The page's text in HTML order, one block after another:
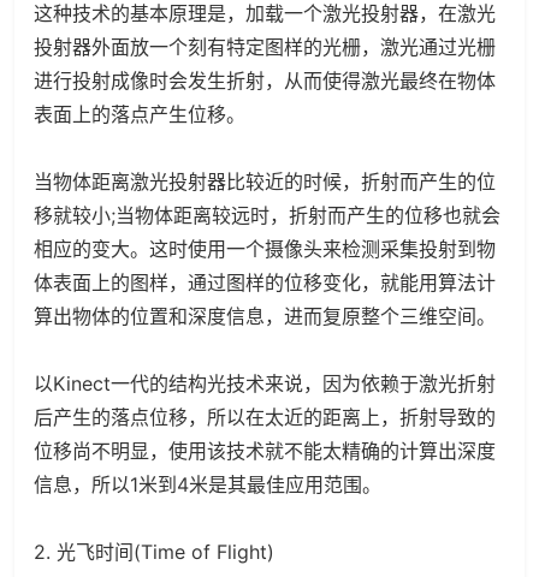
这种技术的基本原理是，加载一个激光投射器，在激光
投射器外面放一个刻有特定图样的光栅，激光通过光栅
进行投射成像时会发生折射，从而使得激光最终在物体
表面上的落点产生位移。
当物体距离激光投射器比较近的时候，折射而产生的位
移就较小;当物体距离较远时，折射而产生的位移也就会
相应的变大。这时使用一个摄像头来检测采集投射到物
体表面上的图样，通过图样的位移变化，就能用算法计
算出物体的位置和深度信息，进而复原整个三维空间。
以Kinect一代的结构光技术来说，因为依赖于激光折射
后产生的落点位移，所以在太近的距离上，折射导致的
位移尚不明显，使用该技术就不能太精确的计算出深度
信息，所以1米到4米是其最佳应用范围。
2. 光飞时间(Time of Flight)